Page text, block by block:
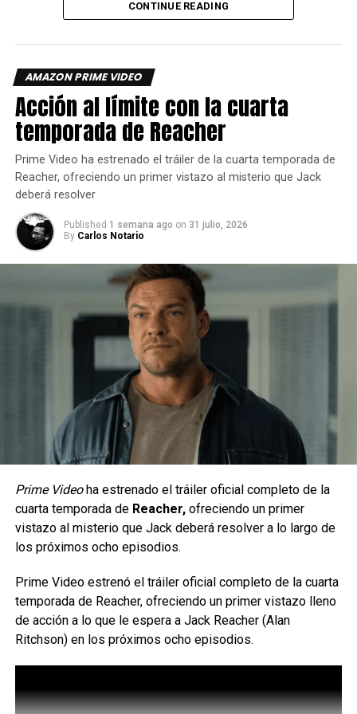
Conway de A+E Factual Studios
SPORTS; y Nathan Caswell, Jeremiah Zagar y Jeremy
Yaches de Public Record. Caswell y Zagar serán los
directores.
Siguenos en todas nuestrasredes sociales
enterado de lo más atractivo del mundo geek, además
suscríbete a nuestro canal deYoutube ypodcast
comments
MADDEN PRIME VIDEO
Diablo Immortal celebra el legado de
Warner Play Latino presente en el Buen Fin
Carlos Notario
Por algo debutó en “Detective Comics”.
Uno de los mayores aciertos de esta nueva temporada es
que
Batman mantiene ese tono de detective
vulnerable, en lugar de superhéroe “fuerza de la
naturaleza” e incluso, se le da mayor protagonismo . Y
es que la primera temporada dedicó más tiempo al
desarrollo de los villanos y personajes secundarios que
sobre el propio Encapotado; ahora Bruce Wayne recupera
el peso narrativo que merece; su faceta como detective
recibe mayor atención yla serie consigue equilibrar
mejor las historias autoconclusivas con un arco
CONTINUE READING
AMAZON PRIME VIDEO
Acción al límite con la cuarta
temporada de Reacher
Prime Video ha estrenado el tráiler de la cuarta temporada de
Reacher, ofreciendo un primer vistazo al misterio que Jack
deberá resolver
Published 1 semana ago on 31 julio, 2026
By Carlos Notario
Prime Videoha estrenado el tráiler oficial completo de la
cuarta temporada deReacher,ofreciendo un primer
vistazo al misterio que Jack deberá resolver a lo largo de
los próximos ocho episodios.
Prime Video estrenó el tráiler oficial completo de la cuarta
temporada de Reacher, ofreciendo un primer vistazo lleno
de acción a lo que le espera a Jack Reacher (Alan
Ritchson) en los próximos ocho episodios.